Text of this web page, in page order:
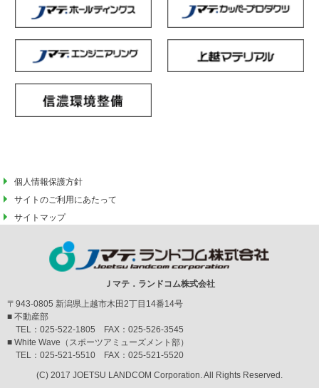
個人情報保護方針
サイトのご利用にあたって
サイトマップ
Ｊマテ．ランドコム株式会社
〒943-0805 新潟県上越市木田2丁目14番14号
■ 不動産部
TEL：025-522-1805 FAX：025-526-3545
■ White Wave（スポーツアミューズメント部）
TEL：025-521-5510 FAX：025-521-5520
(C) 2017 JOETSU LANDCOM Corporation. All Rights Reserved.